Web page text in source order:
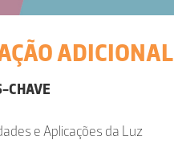
ADICIONAL
CHAVE
e Aplicações da Luz